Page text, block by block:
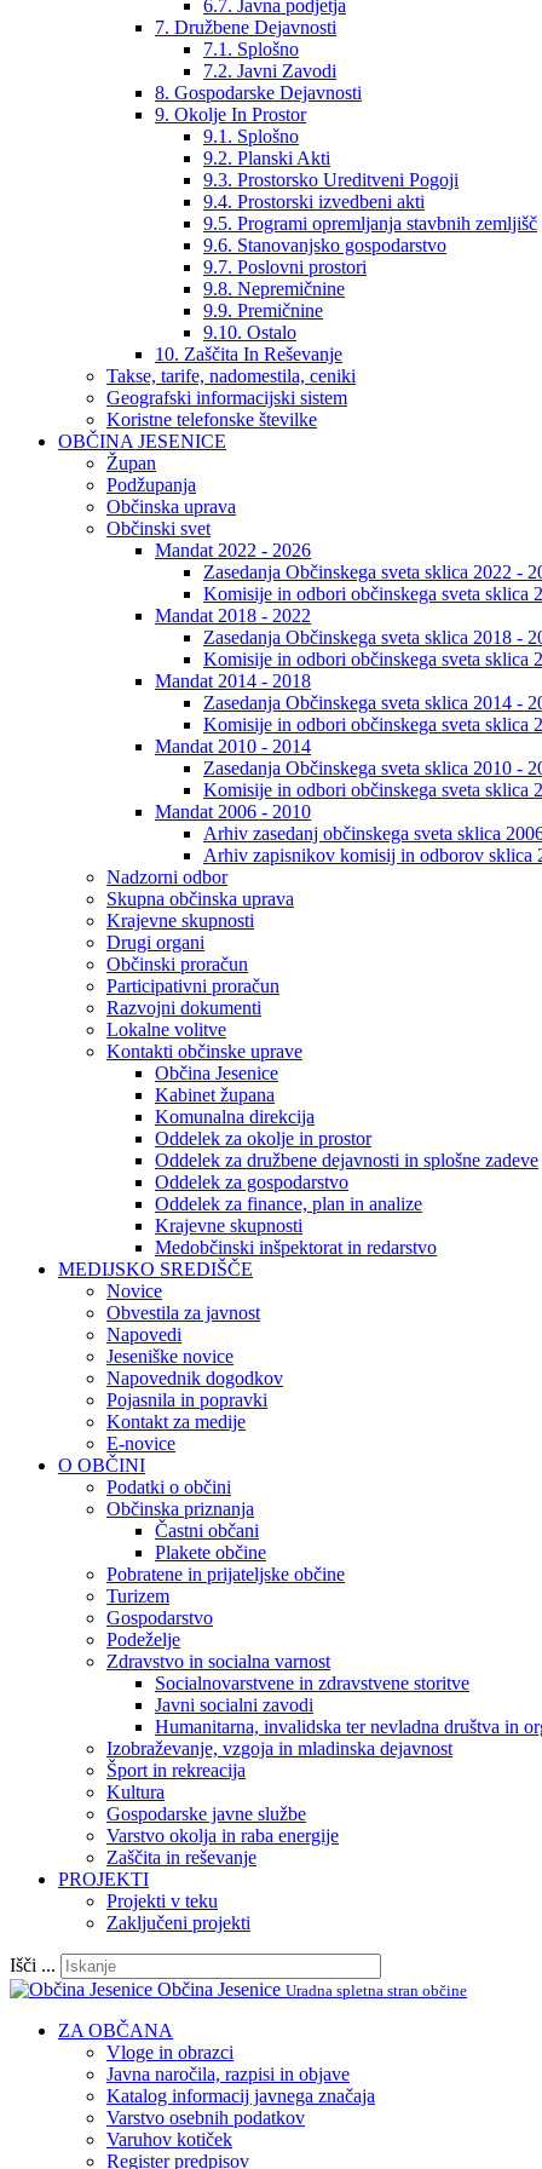
6.7. Javna podjetja
7. Družbene Dejavnosti
7.1. Splošno
7.2. Javni Zavodi
8. Gospodarske Dejavnosti
9. Okolje In Prostor
9.1. Splošno
9.2. Planski Akti
9.3. Prostorsko Ureditveni Pogoji
9.4. Prostorski izvedbeni akti
9.5. Programi opremljanja stavbnih zemljišč
9.6. Stanovanjsko gospodarstvo
9.7. Poslovni prostori
9.8. Nepremičnine
9.9. Premičnine
9.10. Ostalo
10. Zaščita In Reševanje
Takse, tarife, nadomestila, ceniki
Geografski informacijski sistem
Koristne telefonske številke
OBČINA JESENICE
Župan
Podžupanja
Občinska uprava
Občinski svet
Mandat 2022 - 2026
Zasedanja Občinskega sveta sklica 2022 -
Komisije in odbori občinskega sveta sklica
Mandat 2018 - 2022
Zasedanja Občinskega sveta sklica 2018 -
Komisije in odbori občinskega sveta sklica
Mandat 2014 - 2018
Zasedanja Občinskega sveta sklica 2014 -
Komisije in odbori občinskega sveta sklica
Mandat 2010 - 2014
Zasedanja Občinskega sveta sklica 2010 -
Komisije in odbori občinskega sveta sklica
Mandat 2006 - 2010
Arhiv zasedanj občinskega sveta sklica
Arhiv zapisnikov komisij in odborov sklica
Nadzorni odbor
Skupna občinska uprava
Krajevne skupnosti
Drugi organi
Občinski proračun
Participativni proračun
Razvojni dokumenti
Lokalne volitve
Kontakti občinske uprave
Občina Jesenice
Kabinet župana
Komunalna direkcija
Oddelek za okolje in prostor
Oddelek za družbene dejavnosti in splošne zadeve
Oddelek za gospodarstvo
Oddelek za finance, plan in analize
Krajevne skupnosti
Medobčinski inšpektorat in redarstvo
MEDIJSKO SREDIŠČE
Novice
Obvestila za javnost
Napovedi
Jeseniške novice
Napovednik dogodkov
Pojasnila in popravki
Kontakt za medije
E-novice
O OBČINI
Podatki o občini
Občinska priznanja
Častni občani
Plakete občine
Pobratene in prijateljske občine
Turizem
Gospodarstvo
Podeželje
Zdravstvo in socialna varnost
Socialnovarstvene in zdravstvene storitve
Javni socialni zavodi
Humanitarna, invalidska ter nevladna društva in
Izobraževanje, vzgoja in mladinska dejavnost
Šport in rekreacija
Kultura
Gospodarske javne službe
Varstvo okolja in raba energije
Zaščita in reševanje
PROJEKTI
Projekti v teku
Zaključeni projekti
Išči ...
Občina Jesenice Uradna spletna stran občine
ZA OBČANA
Vloge in obrazci
Javna naročila, razpisi in objave
Katalog informacij javnega značaja
Varstvo osebnih podatkov
Varuhov kotiček
Register predpisov